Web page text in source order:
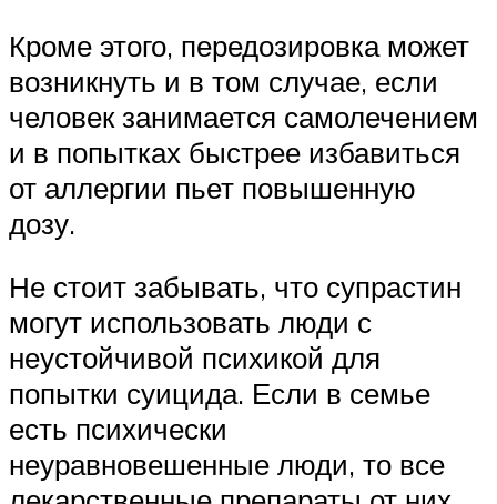
Кроме этого, передозировка может
возникнуть и в том случае, если
человек занимается самолечением
и в попытках быстрее избавиться
от аллергии пьет повышенную
дозу.
Не стоит забывать, что супрастин
могут использовать люди с
неустойчивой психикой для
попытки суицида. Если в семье
есть психически
неуравновешенные люди, то все